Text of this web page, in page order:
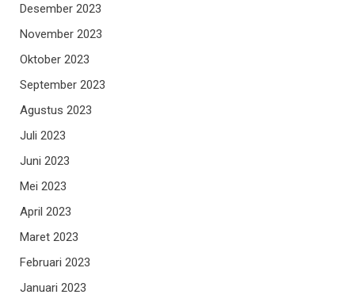
Desember 2023
November 2023
Oktober 2023
September 2023
Agustus 2023
Juli 2023
Juni 2023
Mei 2023
April 2023
Maret 2023
Februari 2023
Januari 2023